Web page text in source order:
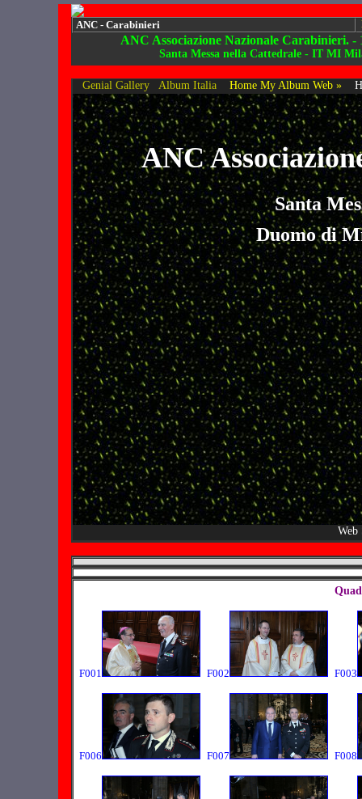
ANC - Carabinieri
ANC Associazione Nazionale Carabinieri. -
Santa Messa nella Cattedrale - IT MI
Genial Gallery Album Italia Home My Album Web »
ANC
Santa
Duomo di
Web
F001 F002 F003
F006 F007 F008